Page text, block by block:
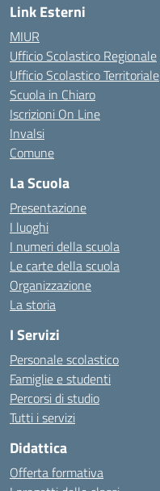
Link Esterni
MIUR
Ufficio Scolastico Regionale
Ufficio Scolastico Territoriale
Scuola in Chiaro
Iscrizioni On Line
Invalsi
Comune
La Scuola
Presentazione
I luoghi
I numeri della scuola
Le carte della scuola
Organizzazione
La storia
I Servizi
Personale scolastico
Famiglie e studenti
Percorsi di studio
Tutti i servizi
Didattica
Offerta formativa